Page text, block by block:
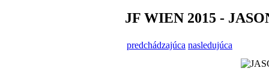
JF WIEN 2015 -
predchádzajúca nasledujúca